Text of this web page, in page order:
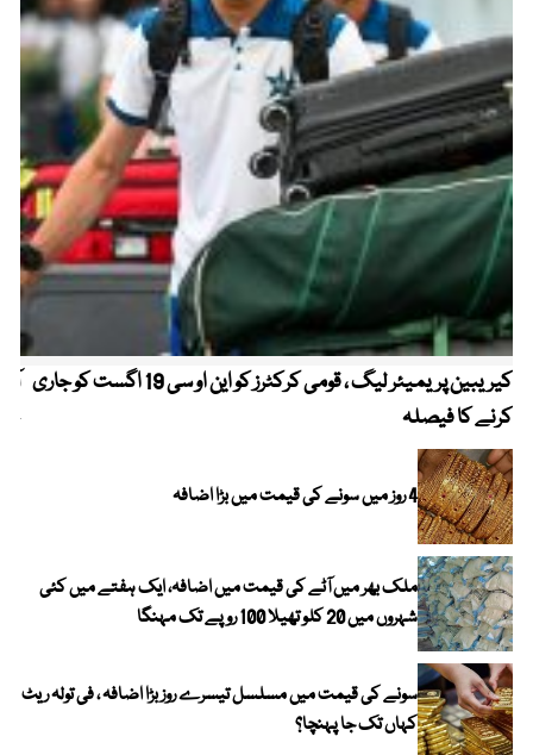
کیریبین پریمیئر لیگ ، قومی کرکٹرز کو این او سی 19 اگست کو جاری
کرنے کا فیصلہ
4 روز میں سونے کی قیمت میں بڑا اضافہ
ملک بھر میں آٹے کی قیمت میں اضافہ، ایک ہفتے میں کئی
شہروں میں 20 کلو تھیلا 100 روپے تک مہنگا
سونے کی قیمت میں مسلسل تیسرے روز بڑا اضافہ ، فی تولہ ریٹ
کہاں تک جا پہنچا؟